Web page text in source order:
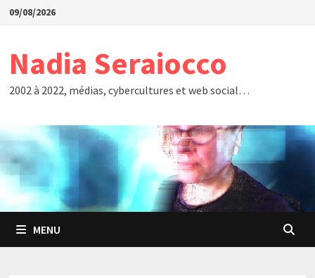
Passer
09/08/2026
Nadia Seraiocco
2002 à 2022, médias, cybercultures et web social…
MENU